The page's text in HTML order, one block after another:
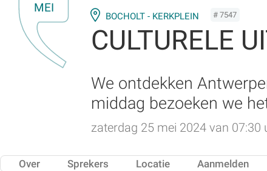
MEI
BOCHOLT - KERKPLEIN # 7547
CULTURELE
We ontdekken
middag bezoeken we
zaterdag 25 mei 2024 van 07:30
Over Sprekers Locatie Aanmelden